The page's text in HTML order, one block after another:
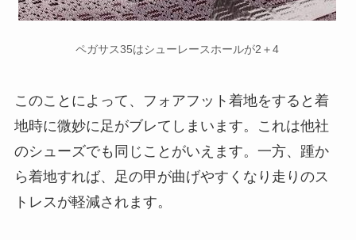
ペガサス35はシューレースホールが2＋4
このことによって、フォアフット着地をすると着
地時に微妙に足がブレてしまいます。これは他社
のシューズでも同じことがいえます。一方、踵か
ら着地すれば、足の甲が曲げやすくなり走りのス
トレスが軽減されます。